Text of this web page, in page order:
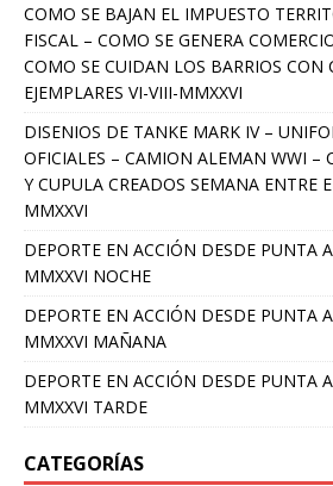
COMO SE BAJAN EL IMPUESTO
FISCAL – COMO SE GENERA
COMO SE CUIDAN LOS BARRIOS CON
EJEMPLARES VI-VIII-MMXXVI
DISENIOS DE TANKE MARK IV –
OFICIALES – CAMION ALEMAN WWI –
Y CUPULA CREADOS SEMANA ENTRE
MMXXVI
DEPORTE EN ACCIÓN DESDE PUNTA
MMXXVI NOCHE
DEPORTE EN ACCIÓN DESDE PUNTA
MMXXVI MAÑANA
DEPORTE EN ACCIÓN DESDE PUNTA
MMXXVI TARDE
CATEGORÍAS